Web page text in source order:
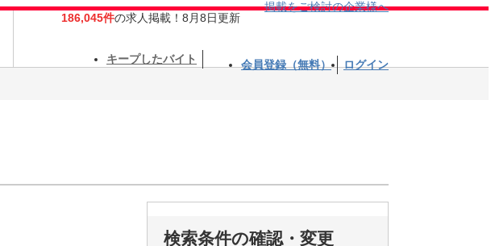
186,045件の求人掲載！8月8日更新
掲載をご検討の企業様へ
キープしたバイト 会員登録（無料） ログイン
検索条件の確認・変更